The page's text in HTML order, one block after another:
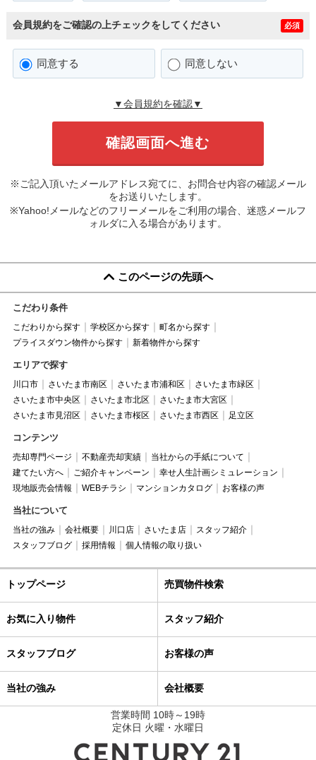
会員規約をご確認の上チェックをしてください 必須
同意する 同意しない
▼会員規約を確認▼
※ご記入頂いたメールアドレス宛てに、お問合せ内容の確認メール
をお送りいたします。
※Yahoo!メールなどのフリーメールをご利用の場合、迷惑メールフ
ォルダに入る場合があります。
このページの先頭へ
こだわり条件
こだわりから探す 学校区から探す
町名から探す
プライスダウン物件から探す
新着物件から探す
エリアで探す
川口市 さいたま市南区 さいたま市浦和区
さいたま市緑区
さいたま市中央区
さいたま市北区
さいたま市大宮区
さいたま市見沼区
さいたま市桜区 さいたま市西区 足立区
コンテンツ
売却専門ページ 不動産売却実績
当社からの手紙について
建てたい方へ
ご紹介キャンペーン
幸せ人生計画シミュレーション
現地販売会情報
WEBチラシ マンションカタログ お客様の声
当社について
当社の強み 会社概要 川口店 さいたま店
スタッフ紹介
スタッフブログ
採用情報 個人情報の取り扱い
トップページ 売買物件検索
お気に入り物件 スタッフ紹介
スタッフブログ お客様の声
当社の強み 会社概要
営業時間 10時～19時
定休日 火曜・水曜日